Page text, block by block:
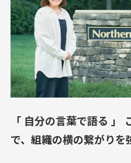
「 自分の言葉で語る 」
で、組織の横の繋がりを